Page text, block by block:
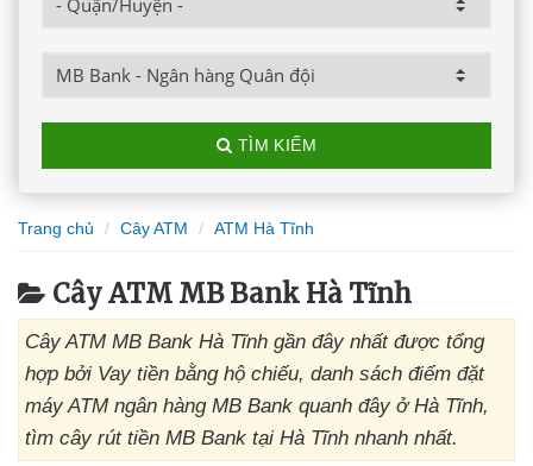
TÌM KIẾM
Trang chủ Cây ATM ATM Hà Tĩnh
Cây ATM MB Bank Hà Tĩnh
Cây ATM MB Bank Hà Tĩnh gần đây nhất được tổng
hợp bởi Vay tiền bằng hộ chiếu, danh sách điểm đặt
máy ATM ngân hàng MB Bank quanh đây ở Hà Tĩnh,
tìm cây rút tiền MB Bank tại Hà Tĩnh nhanh nhất.